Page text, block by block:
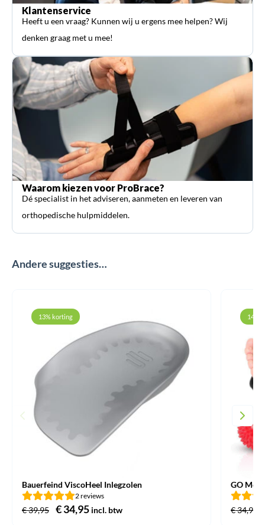
Klantenservice
Heeft u een vraag? Kunnen wij u ergens mee helpen? Wij
denken graag met u mee!
Waarom kiezen voor ProBrace?
Dé specialist in het adviseren, aanmeten en leveren van
orthopedische hulpmiddelen.
Andere suggesties…
13% korting
Bauerfeind ViscoHeel Inlegzolen
2 reviews
€39,95
Oorspronkelijke
€34,95Huidige
incl. btw
14%
GO
€34,95